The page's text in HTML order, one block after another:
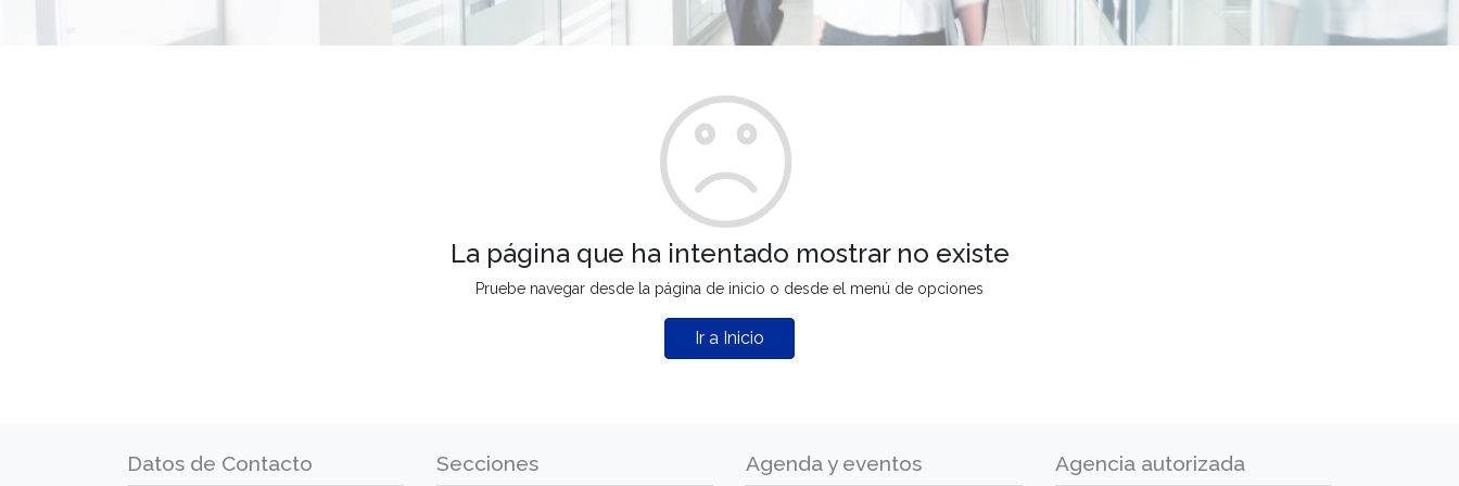
La página que ha intentado mostrar no existe
Pruebe navegar desde la página de inicio o desde el menú de opciones
Ir a Inicio
Datos de Contacto Secciones Agenda y eventos Agencia autorizada